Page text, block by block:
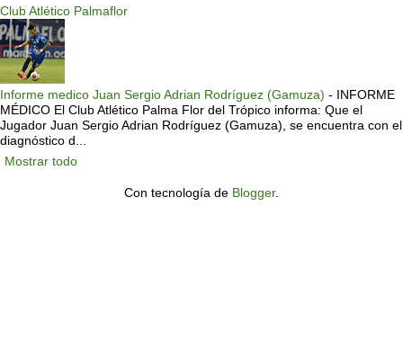
Club Atlético Palmaflor
Informe medico Juan Sergio Adrian Rodríguez (Gamuza) - INFORME
MÉDICO El Club Atlético Palma Flor del Trópico informa: Que el
Jugador Juan Sergio Adrian Rodríguez (Gamuza), se encuentra con el
diagnóstico d...
Mostrar todo
Con tecnología de Blogger.